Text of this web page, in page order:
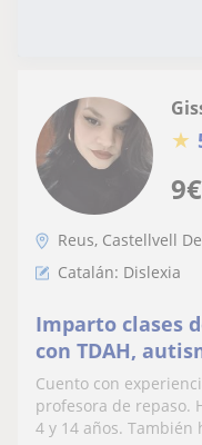
9€
★
Reus, Castellvell
Catalán: Dislexia
Imparto clases
con TDAH,
dislexia, etc
Cuento con
profesora de repaso.
4 y 14 años. También